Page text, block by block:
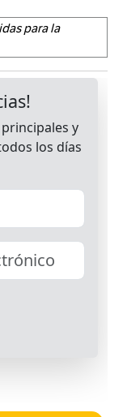
para la